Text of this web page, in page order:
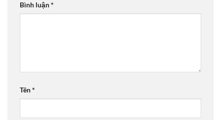
Bình luận*
Tên*